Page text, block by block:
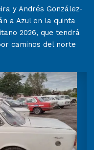
y Andrés González-
a Azul en la quinta
2026, que tendrá
caminos del norte